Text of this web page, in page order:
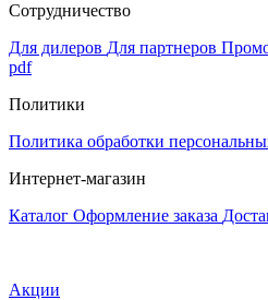
Сотрудничество
Для дилеров Для партнеров
pdf
Политики
Политика обработки
Интернет-магазин
Каталог Оформление заказа
Акции